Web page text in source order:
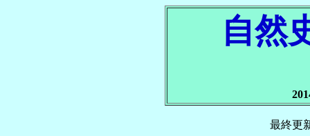
自然
最終更